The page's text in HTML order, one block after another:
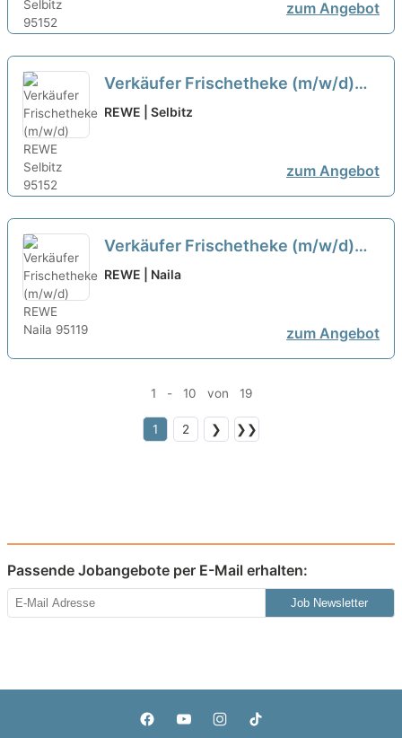
zum Angebot
Verkäufer Frischetheke (m/w/d)
neu
REWE | Selbitz
zum Angebot
Verkäufer Frischetheke (m/w/d)
neu
REWE | Naila
zum Angebot
1 - 10 von 19
1 2 ❯ ❯❯
Passende Jobangebote per E-Mail erhalten:
Job Newsletter